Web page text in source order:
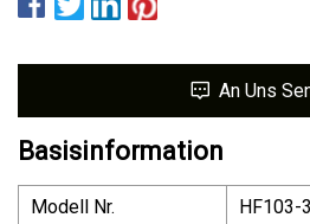
An Uns
Basisinformation
Modell Nr.
HF103-3